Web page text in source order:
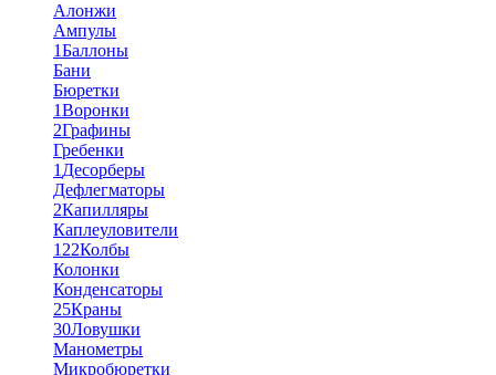
Алонжи
Ампулы
1Баллоны
Бани
Бюретки
1Воронки
2Графины
Гребенки
1 Десорберы
Дефлегматоры
2Капилляры
Каплеуловители
122Колбы
Колонки
Конденсаторы
25Краны
30Ловушки
Манометры
Микробюретки